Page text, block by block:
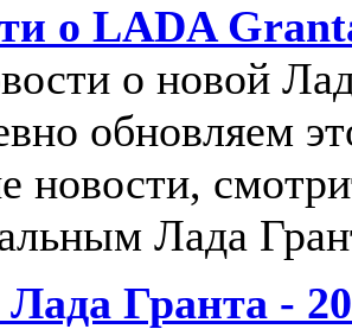
о LADA
о новой
обновляем
новости,
Лада
Гранта -